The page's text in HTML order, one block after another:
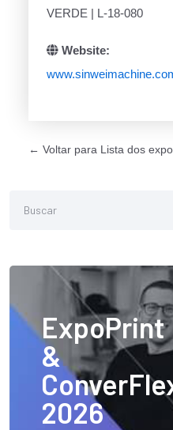
VERDE | L-18-080
Website:
← Voltar para Lista dos
ExpoPrint
&
2026